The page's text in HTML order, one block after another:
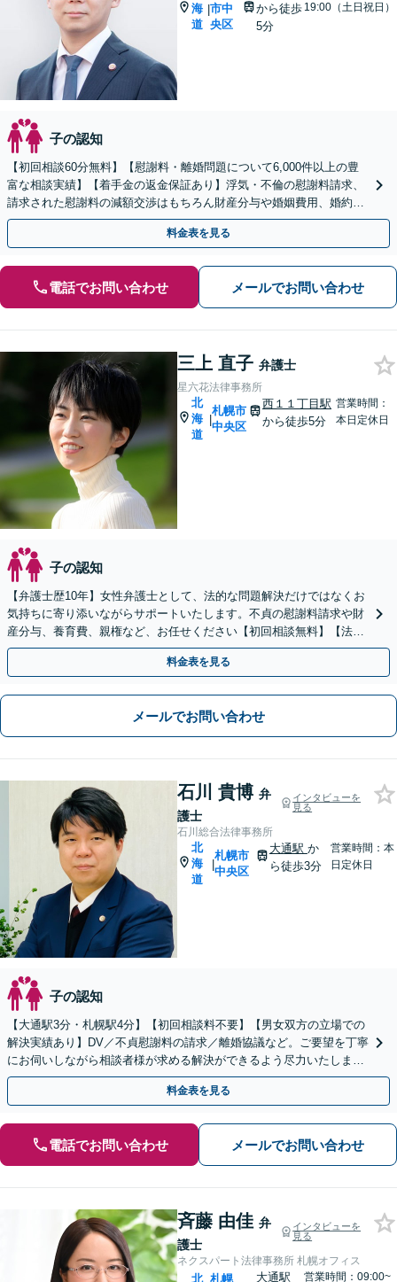
海
道
|市中
央区
から徒歩
5分
19:00（土日祝日）
子の認知
【初回相談60分無料】【慰謝料・離婚問題について6,000件以上の豊
富な相談実績】【着手金の返金保証あり】浮気・不倫の慰謝料請求、
請求された慰謝料の減額交渉はもちろん財産分与や婚姻費用、婚約破
棄など様々な離婚・男女問題の解決実績が豊富です。
料金表を見る
電話でお問い合わせ メールでお問い合わせ
三上 直子 弁護士
星六花法律事務所
北
海
道
|
札幌市
中央区
西１１丁目駅
から徒歩5分
営業時間：
本日定休日
子の認知
【弁護士歴10年】女性弁護士として、法的な問題解決だけではなくお
気持ちに寄り添いながらサポートいたします。不貞の慰謝料請求や財
産分与、養育費、親権など、お任せください【初回相談無料】【法テ
ラス利用可】【子連れ相談可】【西11丁目駅5分】
料金表を見る
メールでお問い合わせ
石川 貴博 弁
護士
インタビューを
見る
石川総合法律事務所
北
海
道
|
札幌市
中央区
大通駅 か
ら徒歩3分
営業時間：本
日定休日
子の認知
【大通駅3分・札幌駅4分】【初回相談料不要】【男女双方の立場での
解決実績あり】DV／不貞慰謝料の請求／離婚協議など。ご要望を丁寧
にお伺いしながら相談者様が求める解決ができるよう尽力いたしま
す。財産分与が絡むような複雑な案件もお任せください。
料金表を見る
電話でお問い合わせ メールでお問い合わせ
斉藤 由佳 弁
護士
インタビューを
見る
ネクスパート法律事務所 札幌オフィス
北 札幌 大通駅 営業時間：09:00~